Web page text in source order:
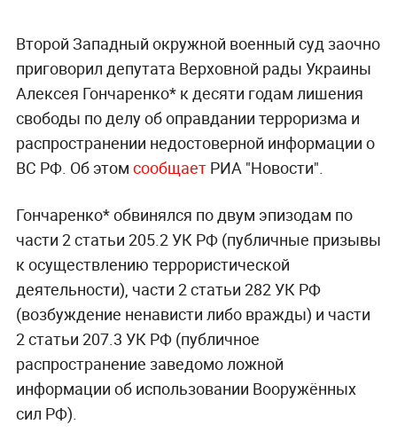
Второй Западный окружной военный суд заочно
приговорил депутата Верховной рады Украины
Алексея Гончаренко* к десяти годам лишения
свободы по делу об оправдании терроризма и
распространении недостоверной информации о
ВС РФ. Об этом сообщает РИА "Новости".
Гончаренко* обвинялся по двум эпизодам по
части 2 статьи 205.2 УК РФ (публичные призывы
к осуществлению террористической
деятельности), части 2 статьи 282 УК РФ
(возбуждение ненависти либо вражды) и части
2 статьи 207.3 УК РФ (публичное
распространение заведомо ложной
информации об использовании Вооружённых
сил РФ).